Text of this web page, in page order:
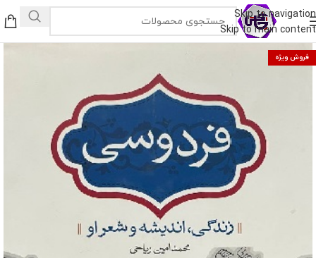
Skip to navigation
Skip to main content
فروش ویژه